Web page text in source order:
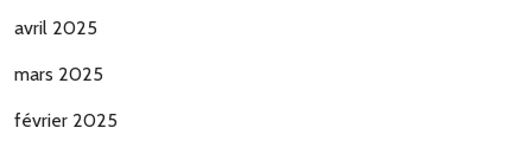
avril 2025
mars 2025
février 2025